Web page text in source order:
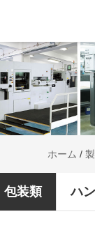
ホーム /
包装類 ハ